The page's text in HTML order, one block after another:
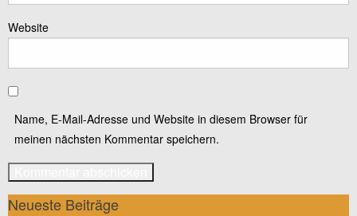
Website
Name, E-Mail-Adresse und Website in diesem Browser für
meinen nächsten Kommentar speichern.
Neueste Beiträge